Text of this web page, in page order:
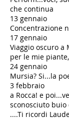
che continua
13 gennaio
Concentrazione
17 gennaio
Viaggio oscuro a
per le mie
24 gennaio
Mursia? Si...la
3 febbraio
a Rocca! e
sconosciuto buio
....Ti ricordi